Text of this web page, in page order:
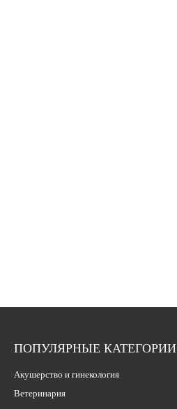
ПОПУЛЯРНЫЕ КАТЕГОРИИ
Акушерство и гинекология
Ветеринария